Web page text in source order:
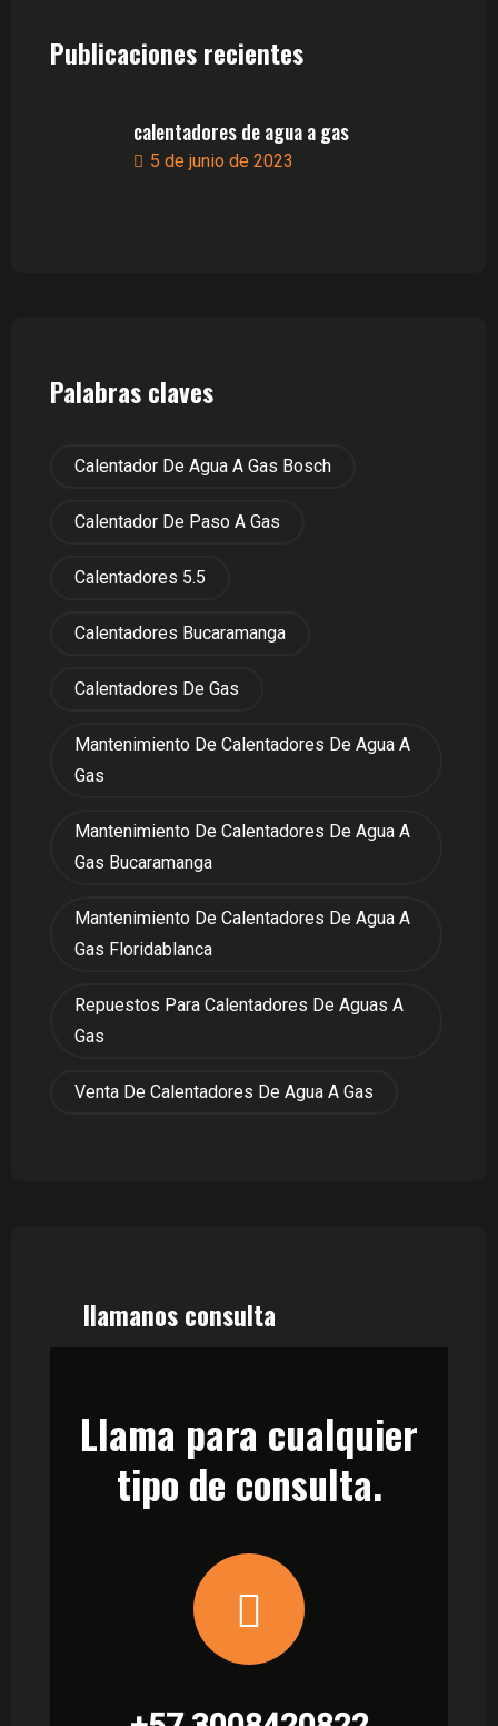
Publicaciones recientes
calentadores de agua a gas
5 de junio de 2023
Palabras claves
Calentador De Agua A Gas Bosch
Calentador De Paso A Gas
Calentadores 5.5
Calentadores Bucaramanga
Calentadores De Gas
Mantenimiento De Calentadores De Agua A
Gas
Mantenimiento De Calentadores De Agua A
Gas Bucaramanga
Mantenimiento De Calentadores De Agua A
Gas Floridablanca
Repuestos Para Calentadores De Aguas A
Gas
Venta De Calentadores De Agua A Gas
llamanos consulta
Llama para cualquier
tipo de consulta.